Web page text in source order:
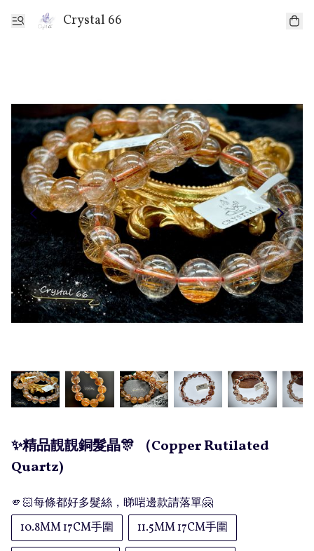
Crystal 66
✨精品靚靚銅髮晶🎊 （Copper Rutilated
Quartz)
🫵🏻每條都好多髮絲，睇啱邊款請落單🤗
10.8MM 17CM手圍
11.5MM 17CM手圍